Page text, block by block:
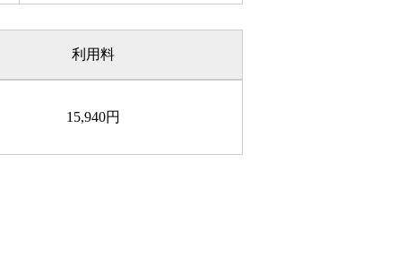
利用料
15,940円